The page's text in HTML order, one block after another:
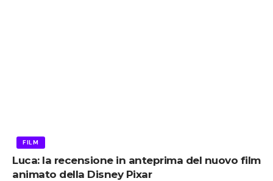
FILM
Luca: la recensione in anteprima del nuovo film
animato della Disney Pixar